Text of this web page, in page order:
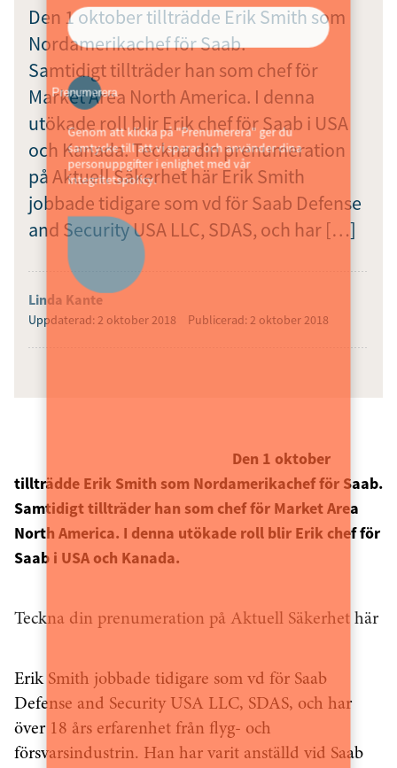
Den 1 oktober tillträdde Erik Smith som
Nordamerikachef för Saab.
Samtidigt tillträder han som chef för
Market Area North America. I denna
utökade roll blir Erik chef för Saab i USA
och Kanada. Teckna din prenumeration
på Aktuell Säkerhet här Erik Smith
jobbade tidigare som vd för Saab Defense
and Security USA LLC, SDAS, och har […]
Linda Kante
Uppdaterad: 2 oktober 2018 Publicerad: 2 oktober 2018
Den 1 oktober
tillträdde Erik Smith som Nordamerikachef för Saab.
Samtidigt tillträder han som chef för Market Area
North America. I denna utökade roll blir Erik chef för
Saab i USA och Kanada.
Teckna din prenumeration på Aktuell Säkerhet här
Erik Smith jobbade tidigare som vd för Saab
Defense and Security USA LLC, SDAS, och har
över 18 års erfarenhet från flyg- och
försvarsindustrin. Han har varit anställd vid Saab
Prenumerera
Genom att klicka på "Prenumerera" ger du
samtycke till att vi sparar och använder dina
personuppgifter i enlighet med vår
integritetspolicy.